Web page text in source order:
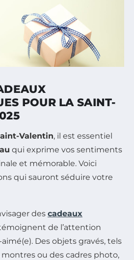
POUR LA SAINT-
Valentin, il est essentiel
qui exprime vos sentiments
et mémorable. Voici
qui sauront séduire votre
des cadeaux
de l’attention
Des objets gravés, tels
ou des cadres photo,